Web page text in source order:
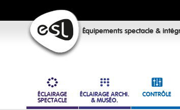
Équipements spectacle &
ÉCLAIRAGE
SPECTACLE
ÉCLAIRAGE ARCHI.
& MUSÉO.
CONTRÔLE